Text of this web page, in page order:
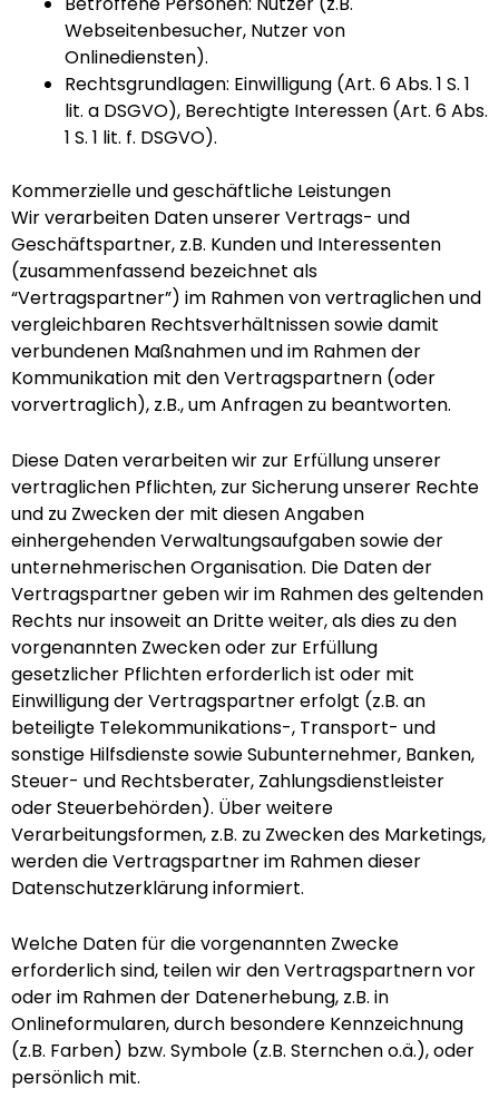
Webseitenbesucher, Nutzer von
Onlinediensten).
Rechtsgrundlagen: Einwilligung (Art. 6 Abs. 1 S. 1
lit. a DSGVO), Berechtigte Interessen (Art. 6 Abs.
1 S. 1 lit. f. DSGVO).
Kommerzielle und geschäftliche Leistungen
Wir verarbeiten Daten unserer Vertrags- und
Geschäftspartner, z.B. Kunden und Interessenten
(zusammenfassend bezeichnet als
“Vertragspartner”) im Rahmen von vertraglichen und
vergleichbaren Rechtsverhältnissen sowie damit
verbundenen Maßnahmen und im Rahmen der
Kommunikation mit den Vertragspartnern (oder
vorvertraglich), z.B., um Anfragen zu beantworten.
Diese Daten verarbeiten wir zur Erfüllung unserer
vertraglichen Pflichten, zur Sicherung unserer Rechte
und zu Zwecken der mit diesen Angaben
einhergehenden Verwaltungsaufgaben sowie der
unternehmerischen Organisation. Die Daten der
Vertragspartner geben wir im Rahmen des geltenden
Rechts nur insoweit an Dritte weiter, als dies zu den
vorgenannten Zwecken oder zur Erfüllung
gesetzlicher Pflichten erforderlich ist oder mit
Einwilligung der Vertragspartner erfolgt (z.B. an
beteiligte Telekommunikations-, Transport- und
sonstige Hilfsdienste sowie Subunternehmer, Banken,
Steuer- und Rechtsberater, Zahlungsdienstleister
oder Steuerbehörden). Über weitere
Verarbeitungsformen, z.B. zu Zwecken des Marketings,
werden die Vertragspartner im Rahmen dieser
Datenschutzerklärung informiert.
Welche Daten für die vorgenannten Zwecke
erforderlich sind, teilen wir den Vertragspartnern vor
oder im Rahmen der Datenerhebung, z.B. in
Onlineformularen, durch besondere Kennzeichnung
(z.B. Farben) bzw. Symbole (z.B. Sternchen o.ä.), oder
persönlich mit.